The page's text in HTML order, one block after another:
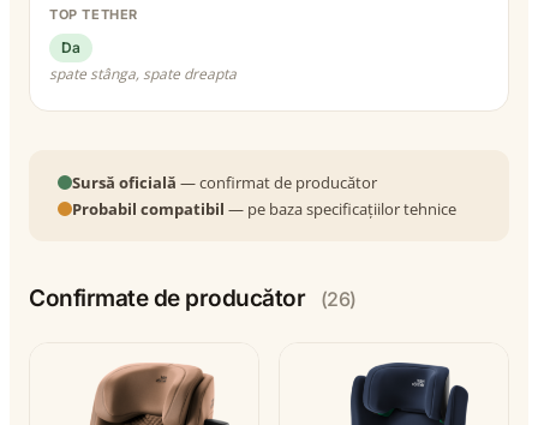
TOP TETHER
Da
spate stânga, spate dreapta
Sursă oficială — confirmat de producător
Probabil compatibil — pe baza specificațiilor tehnice
Confirmate de producător (26)